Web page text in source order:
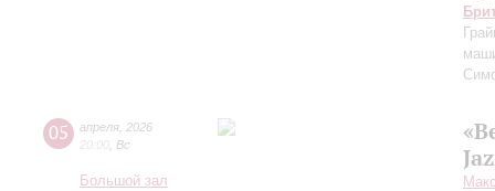
05 апреля 2026
20:00 Вс
Большой зал